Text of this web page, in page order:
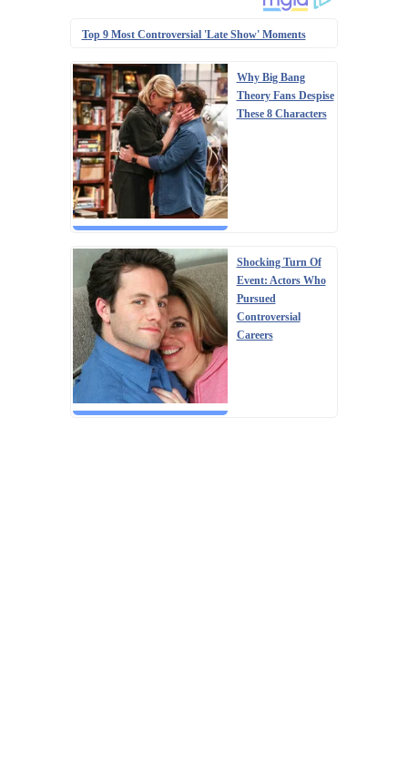
Top 9 Most Controversial 'Late Show' Moments
Why Big Bang
Theory Fans Despise
These 8 Characters
Shocking Turn Of
Event: Actors Who
Pursued
Controversial
Careers